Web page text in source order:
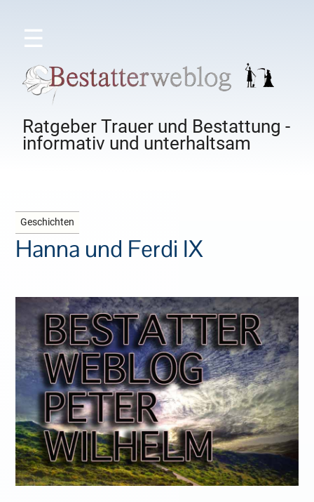
☰
Ratgeber Trauer und Bestattung -
informativ und unterhaltsam
Geschichten
Hanna und Ferdi IX